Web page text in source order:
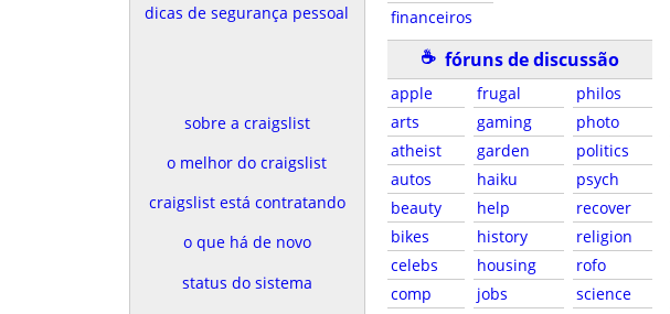
dicas de segurança pessoal
sobre a craigslist
o melhor do craigslist
craigslist está contratando
o que há de novo
status do sistema
financeiros
☕ fóruns de discussão
apple
arts
atheist
autos
beauty
bikes
celebs
comp
frugal
gaming
garden
haiku
help
history
housing
jobs
philos
photo
politics
psych
recover
religion
rofo
science